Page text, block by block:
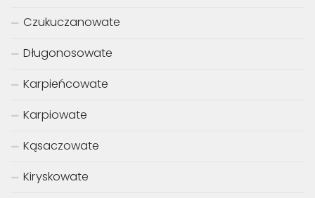
Czukuczanowate
Długonosowate
Karpieńcowate
Karpiowate
Kąsaczowate
Kiryskowate